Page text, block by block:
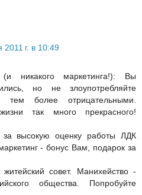
г. в 10:49
никакого маркетинга!): Вы
но не злоупотребляйте
более отрицательными.
так много прекрасного!
высокую оценку работы ЛДК
- бонус Вам, подарок за
совет. Манихейство -
общества. Попробуйте